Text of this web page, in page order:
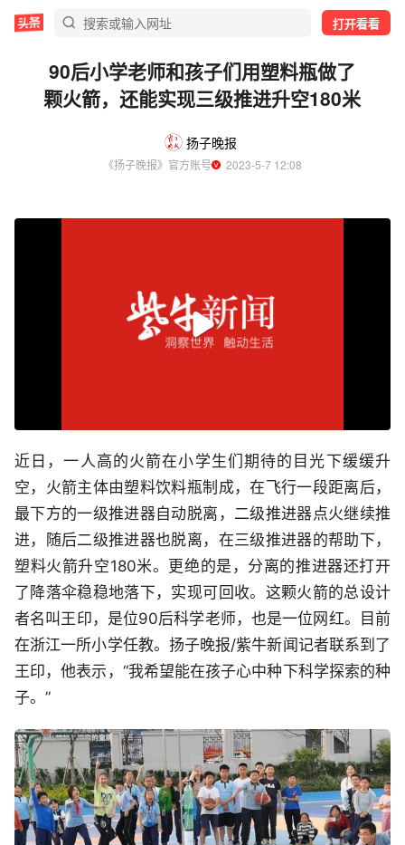
打开看看
90后小学老师和孩子们用塑料瓶做了
颗火箭，还能实现三级推进升空180米
扬子晚报
《扬子晚报》官方账号
  2023-5-7 12:08
近日，一人高的火箭在小学生们期待的目光下缓缓升
空，火箭主体由塑料饮料瓶制成，在飞行一段距离后，
最下方的一级推进器自动脱离，二级推进器点火继续推
进，随后二级推进器也脱离，在三级推进器的帮助下，
塑料火箭升空180米。更绝的是，分离的推进器还打开
了降落伞稳稳地落下，实现可回收。这颗火箭的总设计
者名叫王印，是位90后科学老师，也是一位网红。目前
在浙江一所小学任教。扬子晚报/紫牛新闻记者联系到了
王印，他表示，“我希望能在孩子心中种下科学探索的种
子。”